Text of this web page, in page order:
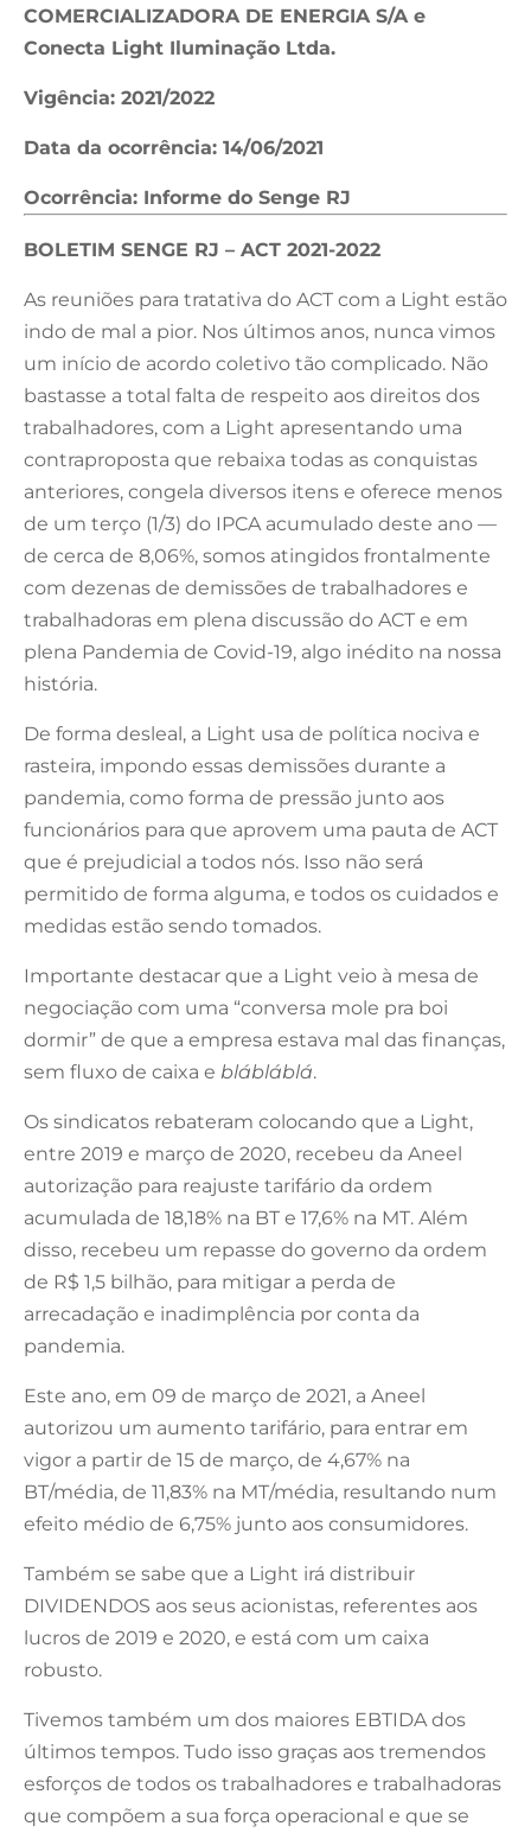
COMERCIALIZADORA DE ENERGIA S/A e
Conecta Light Iluminação Ltda.
Vigência: 2021/2022
Data da ocorrência: 14/06/2021
Ocorrência: Informe do Senge RJ
BOLETIM SENGE RJ – ACT 2021-2022
As reuniões para tratativa do ACT com a Light estão
indo de mal a pior. Nos últimos anos, nunca vimos
um início de acordo coletivo tão complicado. Não
bastasse a total falta de respeito aos direitos dos
trabalhadores, com a Light apresentando uma
contraproposta que rebaixa todas as conquistas
anteriores, congela diversos itens e oferece menos
de um terço (1/3) do IPCA acumulado deste ano —
de cerca de 8,06%, somos atingidos frontalmente
com dezenas de demissões de trabalhadores e
trabalhadoras em plena discussão do ACT e em
plena Pandemia de Covid-19, algo inédito na nossa
história.
De forma desleal, a Light usa de política nociva e
rasteira, impondo essas demissões durante a
pandemia, como forma de pressão junto aos
funcionários para que aprovem uma pauta de ACT
que é prejudicial a todos nós. Isso não será
permitido de forma alguma, e todos os cuidados e
medidas estão sendo tomados.
Importante destacar que a Light veio à mesa de
negociação com uma “conversa mole pra boi
dormir” de que a empresa estava mal das finanças,
sem fluxo de caixa e blábláblá.
Os sindicatos rebateram colocando que a Light,
entre 2019 e março de 2020, recebeu da Aneel
autorização para reajuste tarifário da ordem
acumulada de 18,18% na BT e 17,6% na MT. Além
disso, recebeu um repasse do governo da ordem
de R$ 1,5 bilhão, para mitigar a perda de
arrecadação e inadimplência por conta da
pandemia.
Este ano, em 09 de março de 2021, a Aneel
autorizou um aumento tarifário, para entrar em
vigor a partir de 15 de março, de 4,67% na
BT/média, de 11,83% na MT/média, resultando num
efeito médio de 6,75% junto aos consumidores.
Também se sabe que a Light irá distribuir
DIVIDENDOS aos seus acionistas, referentes aos
lucros de 2019 e 2020, e está com um caixa
robusto.
Tivemos também um dos maiores EBTIDA dos
últimos tempos. Tudo isso graças aos tremendos
esforços de todos os trabalhadores e trabalhadoras
que compõem a sua força operacional e que se